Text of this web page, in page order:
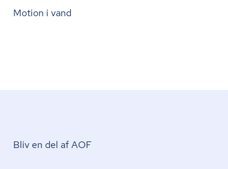
Motion i vand
Bliv en del af AOF